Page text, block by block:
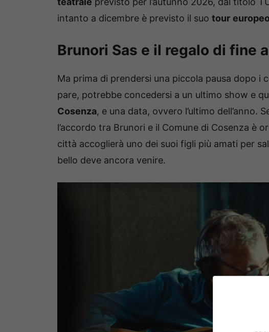
intanto a dicembre è previsto il suo tour
Brunori Sas e il regalo di fine
Ma prima di prendersi una piccola pausa dopo i
pare, potrebbe concedersi a un ultimo show e
Cosenza, e una data, ovvero l’ultimo dell’anno.
l’accordo tra Brunori e il Comune di Cosenza è
città accoglierà uno dei suoi figli più amati per
bello deve ancora venire.